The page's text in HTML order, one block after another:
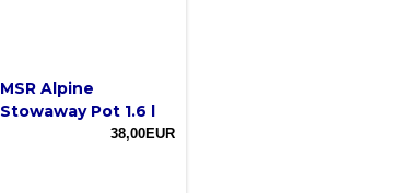
MSR Alpine
Stowaway Pot 1.6 l
38,00EUR